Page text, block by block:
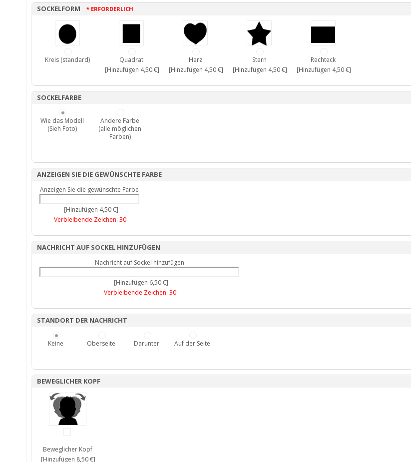
SOCKELFORM * ERFORDERLICH
Kreis (standard)
Quadrat
[Hinzufügen 4,50 €]
Herz
[Hinzufügen 4,50 €]
Stern
[Hinzufügen 4,50 €]
Rechteck
[Hinzufügen 4,50 €]
SOCKELFARBE
Wie das Modell
(Sieh Foto)
Andere Farbe
(alle möglichen
Farben)
ANZEIGEN SIE DIE GEWÜNSCHTE FARBE
Anzeigen Sie die gewünschte Farbe
[Hinzufügen 4,50 €]
Verbleibende Zeichen: 30
NACHRICHT AUF SOCKEL HINZUFÜGEN
Nachricht auf Sockel hinzufügen
[Hinzufügen 6,50 €]
Verbleibende Zeichen: 30
STANDORT DER NACHRICHT
Keine Oberseite Darunter Auf der Seite
BEWEGLICHER KOPF
Beweglicher Kopf
[Hinzufügen 8,50 €]